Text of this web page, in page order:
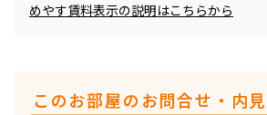
めやす賃料表示の説明はこちらから
このお部屋のお問合せ・内